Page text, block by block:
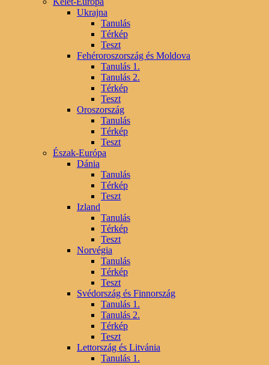
Ukrajna
Tanulás
Térkép
Teszt
Fehéroroszország és Moldova
Tanulás 1.
Tanulás 2.
Térkép
Teszt
Oroszország
Tanulás
Térkép
Teszt
Észak-Európa
Dánia
Tanulás
Térkép
Teszt
Izland
Tanulás
Térkép
Teszt
Norvégia
Tanulás
Térkép
Teszt
Svédország és Finnország
Tanulás 1.
Tanulás 2.
Térkép
Teszt
Lettország és Litvánia
Tanulás 1.